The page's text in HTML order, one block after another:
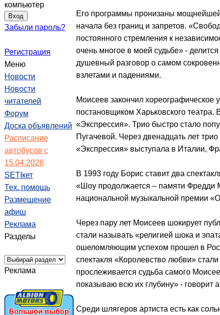
компьютер
Забыли пароль?
Регистрация
Меню
Новости
Новости
читателей
Форум
Доска объявлений
Расписание
автобусов с
15.04.2026
SETIкет
Тех. помощь
Размещение
афиш
Реклама
Разделы
Реклама
Его программы пронизаны
начала без границ и запретов.
постоянного стремления к
очень многое в моей судьбе» -
душевный разговор о самом
взлетами и падениями.
Моисеев закончил
постановщиком Харьковского театра.
«Экспрессия». Трио быстро стало
Пугачевой. Через двенадцать лет
«Экспрессия» выступала в Италии,
В 1993 году Борис ставит два
«Шоу продолжается – памяти Фредди
национальной музыкальной премии
Через пару лет Моисеев шокирует
стали называть «религией шока и
ошеломляющим успехом прошел в
спектакля «Королевство любви»
прослеживается судьба самого
показываю всю их глубину» - говорит
Среди шлягеров артиста есть как